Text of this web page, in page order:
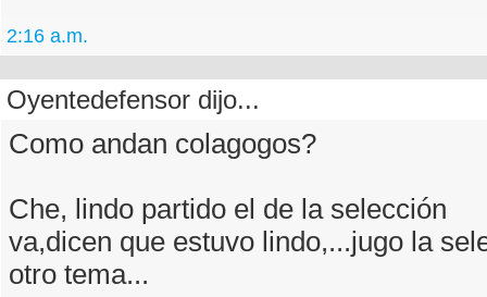
2:16 a.m.
Oyentedefensor dijo...
Como andan colagogos?
Che, lindo partido el de la selección
va,dicen que estuvo lindo,...jugo la
otro tema...